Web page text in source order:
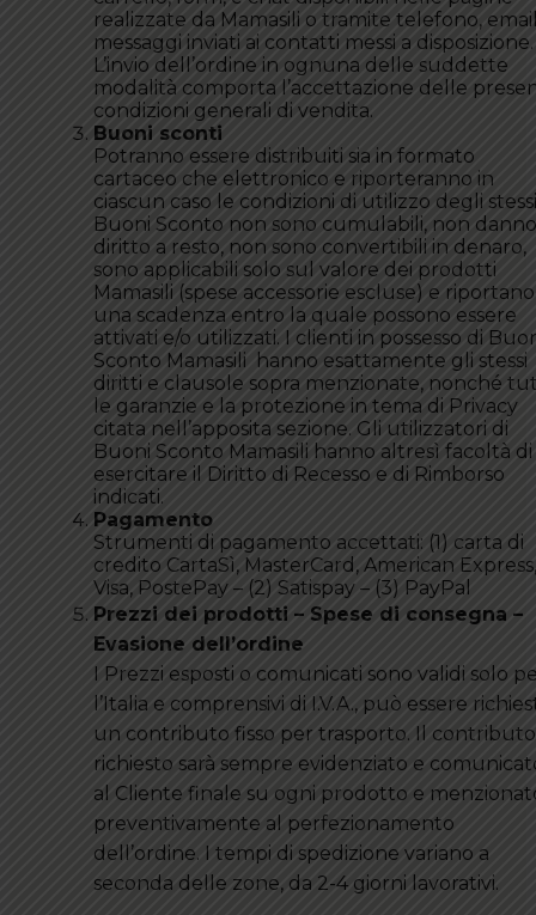
realizzate da Mamasili o tramite telefono,
messaggi inviati ai contatti messi a disposizione.
L’invio dell’ordine in ognuna delle suddette
modalità comporta l’accettazione delle
condizioni generali di vendita.
Buoni sconti
Potranno essere distribuiti sia in formato
cartaceo che elettronico e riporteranno in
ciascun caso le condizioni di utilizzo degli
Buoni Sconto non sono cumulabili, non danno
diritto a resto, non sono convertibili in denaro,
sono applicabili solo sul valore dei prodotti
Mamasili (spese accessorie escluse) e riportano
una scadenza entro la quale possono essere
attivati e/o utilizzati. I clienti in possesso di
Sconto Mamasili hanno esattamente gli stessi
diritti e clausole sopra menzionate, nonché
le garanzie e la protezione in tema di Privacy
citata nell’apposita sezione. Gli utilizzatori di
Buoni Sconto Mamasili hanno altresì facoltà di
esercitare il Diritto di Recesso e di Rimborso
indicati.
Pagamento
Strumenti di pagamento accettati: (1) carta di
credito CartaSì, MasterCard, American Express,
Visa, PostePay – (2) Satispay – (3) PayPal
Prezzi dei prodotti – Spese di consegna –
Evasione dell’ordine
I Prezzi esposti o comunicati sono validi solo
l’Italia e comprensivi di I.V.A., può essere
un contributo fisso per trasporto. Il contributo
richiesto sarà sempre evidenziato e
al Cliente finale su ogni prodotto e
preventivamente al perfezionamento
dell’ordine. I tempi di spedizione variano a
seconda delle zone, da 2-4 giorni lavorativi.